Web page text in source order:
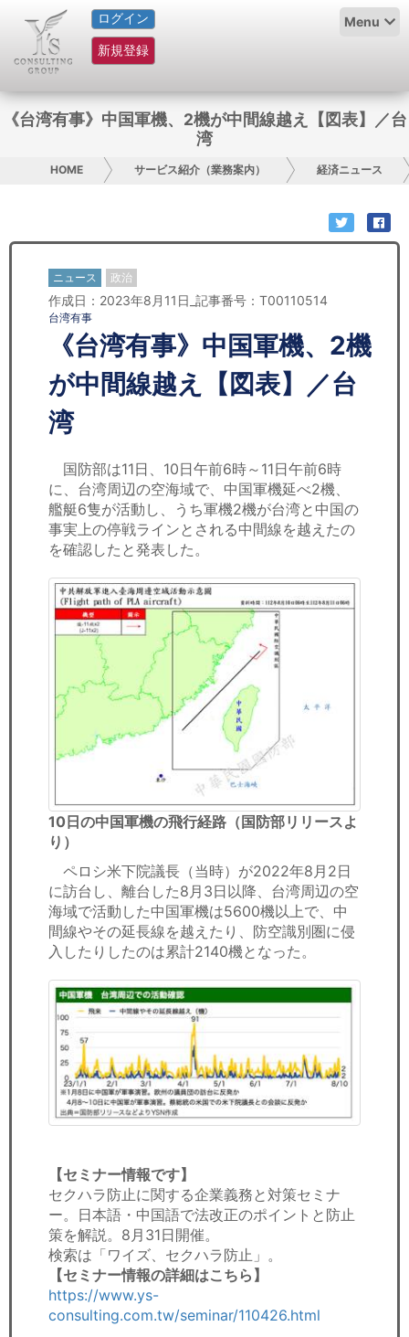
ログイン
新規登録
Menu
HOME
サービス紹介
コラム
お問い合わせ
日本人にPR
コンサルティング
リサーチ
セミナー
労務顧問
ＩＴ
飲食店情報
《台湾有事》中国軍機、2機が中間線越え【図表】／台
湾
HOME サービス紹介（業務案内） 経済ニュース
ニュース 政治
作成日：2023年8月11日_記事番号：T00110514
台湾有事
《台湾有事》中国軍機、2機
が中間線越え【図表】／台
湾
国防部は11日、10日午前6時～11日午前6時
に、台湾周辺の空海域で、中国軍機延べ2機、
艦艇6隻が活動し、うち軍機2機が台湾と中国の
事実上の停戦ラインとされる中間線を越えたの
を確認したと発表した。
10日の中国軍機の飛行経路（国防部リリースよ
り）
ペロシ米下院議長（当時）が2022年8月2日
に訪台し、離台した8月3日以降、台湾周辺の空
海域で活動した中国軍機は5600機以上で、中
間線やその延長線を越えたり、防空識別圏に侵
入したりしたのは累計2140機となった。
【セミナー情報です】
セクハラ防止に関する企業義務と対策セミナ
ー。日本語・中国語で法改正のポイントと防止
策を解説。8月31日開催。
検索は「ワイズ、セクハラ防止」。
【セミナー情報の詳細はこちら】
https://www.ys-
consulting.com.tw/seminar/110426.html